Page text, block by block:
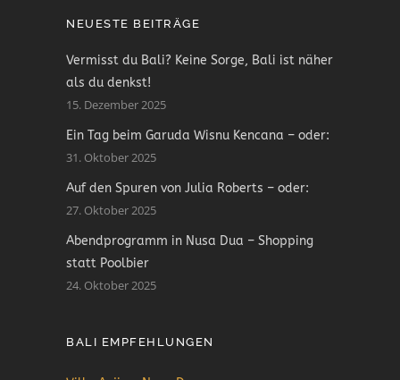
NEUESTE BEITRÄGE
Vermisst du Bali? Keine Sorge, Bali ist näher
als du denkst!
15. Dezember 2025
Ein Tag beim Garuda Wisnu Kencana – oder:
31. Oktober 2025
Auf den Spuren von Julia Roberts – oder:
27. Oktober 2025
Abendprogramm in Nusa Dua – Shopping
statt Poolbier
24. Oktober 2025
BALI EMPFEHLUNGEN